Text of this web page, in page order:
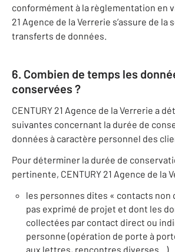
conformément à la règlementation en
21 Agence de la Verrerie s’assure de la
transferts de données.
6. Combien de temps les
conservées ?
CENTURY 21 Agence de la Verrerie a
suivantes concernant la durée de
données à caractère personnel des
Pour déterminer la durée de
pertinente, CENTURY 21 Agence de la
les personnes dites « contacts non
pas exprimé de projet et dont les
collectées par contact direct ou
personne (opération de porte à
aux lettres, rencontres diverses...)